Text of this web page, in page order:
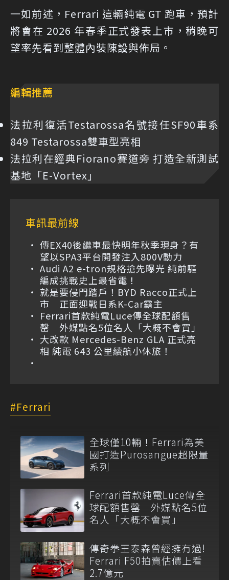
一如前述，Ferrari 這輛純電 GT 跑車，預計
將會在 2026 年春季正式發表上市，稍晚可
望率先看到整體內裝陳設與佈局。
編輯推薦
法拉利復活Testarossa名號接任SF90車系
849 Testarossa雙車型亮相
法拉利在經典Fiorano賽道旁 打造全新測試
基地「E-Vortex」
車訊最前線
傳EX40後繼車最快明年秋季現身？有
望以SPA3平台開發注入800V動力
Audi A2 e-tron規格搶先曝光 純前驅
編成挑戰史上最省電！
就是要侵門踏戶！BYD Racco正式上
市 正面迎戰日系K-Car霸主
Ferrari首款純電Luce傳全球配額售
罄 外媒點名5位名人「大概不會買」
大改款 Mercedes-Benz GLA 正式亮
相 純電 643 公里續航小休旅！
Ferrari
全球僅10輛！Ferrari為美
國打造Purosangue超限量
系列
Ferrari首款純電Luce傳全
球配額售罄 外媒點名5位
名人「大概不會買」
傳奇拳王泰森曾經擁有過!
Ferrari F50拍賣估價上看
2.7億元